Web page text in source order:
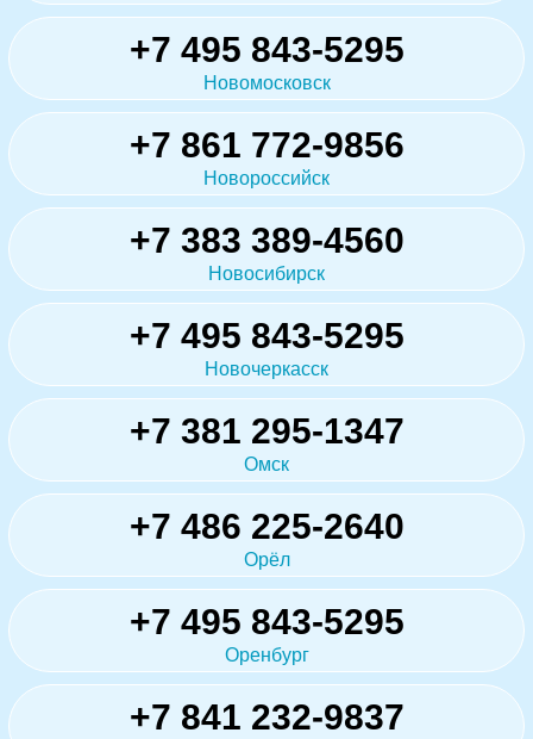
+7 495 843-5295
Новомосковск
+7 861 772-9856
Новороссийск
+7 383 389-4560
Новосибирск
+7 495 843-5295
Новочеркасск
+7 381 295-1347
Омск
+7 486 225-2640
Орёл
+7 495 843-5295
Оренбург
+7 841 232-9837